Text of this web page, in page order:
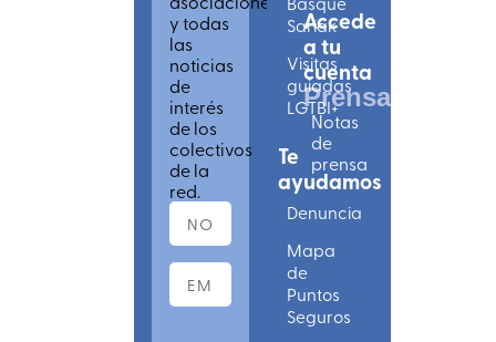
y todas
las
noticias
de
interés
de los
colectivos
de la
red.
Sariak
Visitas
guiadas
LGTBI+
Te
ayudamos
Denuncia
Mapa
de
Puntos
Seguros
Accede
a tu
cuenta
Prensa
Notas
de
prensa